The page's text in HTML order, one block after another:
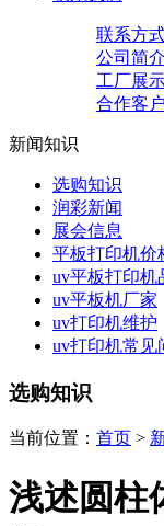
联系方
公司简介
工厂展
合作客户
新闻知识
选购知识
润彩新闻
展会信息
平板打印机价
uv平板打印机
uv平板机厂家
uv打印机维护
uv打印机常见
选购知识
当前位置： 首页 >
浅述圆柱